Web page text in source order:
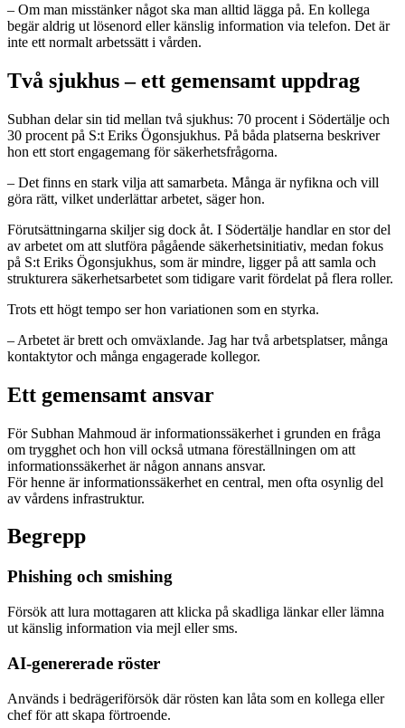
– Om man misstänker något ska man alltid lägga på. En kollega
begär aldrig ut lösenord eller känslig information via telefon. Det är
inte ett normalt arbetssätt i vården.
Två sjukhus – ett gemensamt uppdrag
Subhan delar sin tid mellan två sjukhus: 70 procent i Södertälje och
30 procent på S:t Eriks Ögonsjukhus. På båda platserna beskriver
hon ett stort engagemang för säkerhetsfrågorna.
– Det finns en stark vilja att samarbeta. Många är nyfikna och vill
göra rätt, vilket underlättar arbetet, säger hon.
Förutsättningarna skiljer sig dock åt. I Södertälje handlar en stor del
av arbetet om att slutföra pågående säkerhetsinitiativ, medan fokus
på S:t Eriks Ögonsjukhus, som är mindre, ligger på att samla och
strukturera säkerhetsarbetet som tidigare varit fördelat på flera roller.
Trots ett högt tempo ser hon variationen som en styrka.
– Arbetet är brett och omväxlande. Jag har två arbetsplatser, många
kontaktytor och många engagerade kollegor.
Ett gemensamt ansvar
För Subhan Mahmoud är informationssäkerhet i grunden en fråga
om trygghet och hon vill också utmana föreställningen om att
informationssäkerhet är någon annans ansvar.
För henne är informationssäkerhet en central, men ofta osynlig del
av vårdens infrastruktur.
Begrepp
Phishing och smishing
Försök att lura mottagaren att klicka på skadliga länkar eller lämna
ut känslig information via mejl eller sms.
AI-genererade röster
Används i bedrägeriförsök där rösten kan låta som en kollega eller
chef för att skapa förtroende.